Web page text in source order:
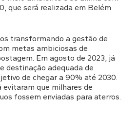
que será realizada em Belém
transformando a gestão de
metas ambiciosas de
Em agosto de 2023, já
destinação adequada de
de chegar a 90% até 2030.
evitaram que milhares de
fossem enviadas para aterros.